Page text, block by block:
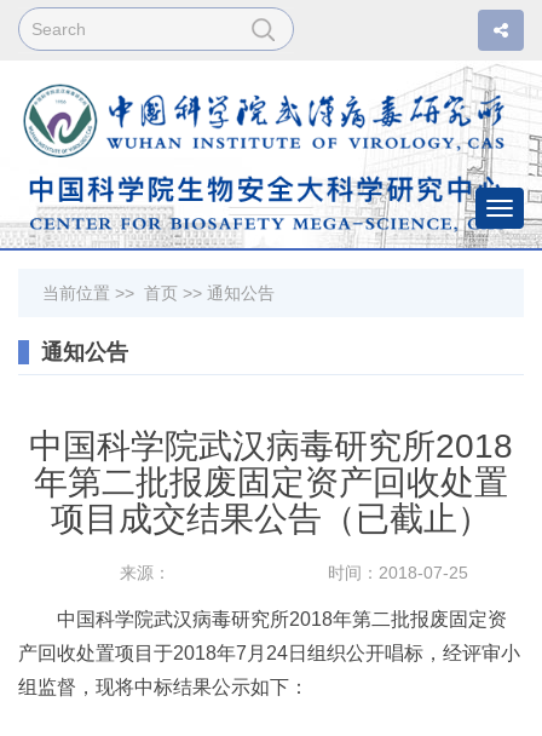
当前位置 >> 首页 >> 通知公告
通知公告
中国科学院武汉病毒研究所2018
年第二批报废固定资产回收处置
项目成交结果公告（已截止）
来源： 时间：2018-07-25
中国科学院武汉病毒研究所2018年第二批报废固定资
产回收处置项目于2018年7月24日组织公开唱标，经评审小
组监督，现将中标结果公示如下：